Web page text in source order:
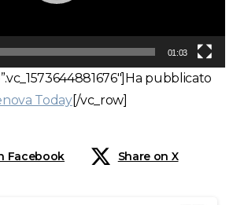
01:03
pubblicato
Today[/vc_row]
Facebook Share on X